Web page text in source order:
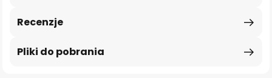
Recenzje
Pliki do pobrania